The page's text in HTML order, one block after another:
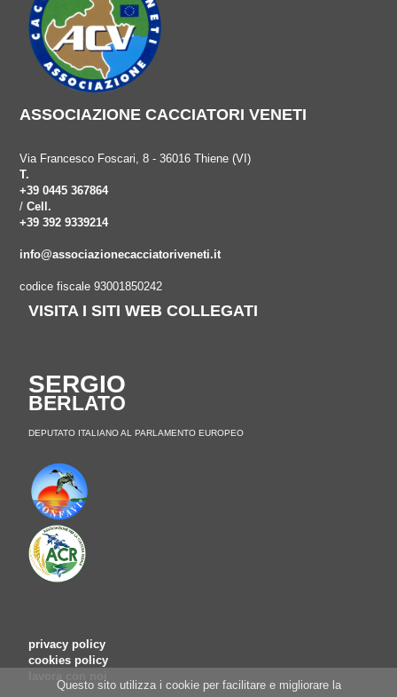
ASSOCIAZIONE CACCIATORI VENETI
Via Francesco Foscari, 8 - 36016 Thiene (VI)
T.
+39 0445 367864
/Cell.
+39 392 9339214
info@associazionecacciatoriveneti.it
codice fiscale 93001850242
VISITA I SITI WEB COLLEGATI
SERGIO
BERLATO
DEPUTATO ITALIANO AL PARLAMENTO EUROPEO
privacy policy
cookies policy
Questo sito utilizza i cookie per facilitare e migliorare la